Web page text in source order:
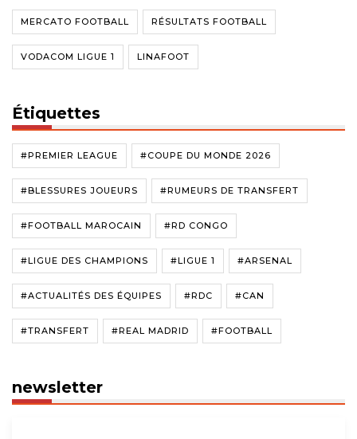
MERCATO FOOTBALL RÉSULTATS FOOTBALL
VODACOM LIGUE 1 LINAFOOT
Étiquettes
#PREMIER LEAGUE #COUPE DU MONDE 2026
#BLESSURES JOUEURS #RUMEURS DE TRANSFERT
#FOOTBALL MAROCAIN #RD CONGO
#LIGUE DES CHAMPIONS #LIGUE 1 #ARSENAL
#ACTUALITÉS DES ÉQUIPES #RDC #CAN
#TRANSFERT #REAL MADRID #FOOTBALL
newsletter